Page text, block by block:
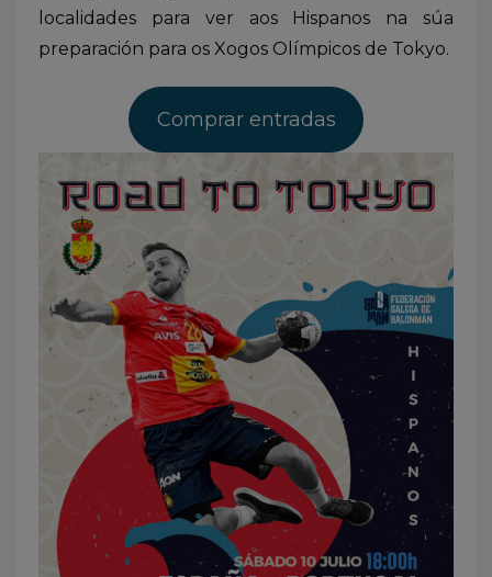
localidades para ver aos Hispanos na súa
preparación para os Xogos Olímpicos de Tokyo.
Comprar entradas